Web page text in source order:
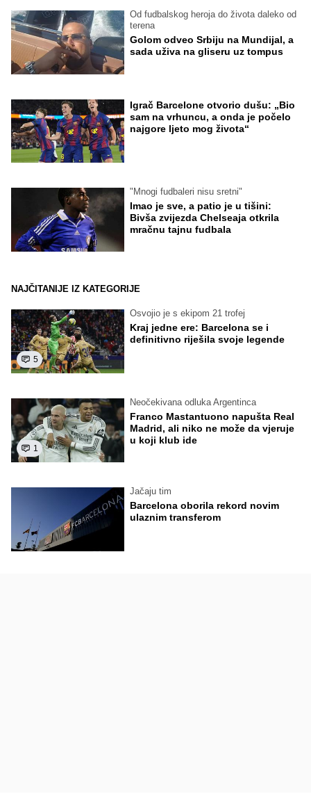
Od fudbalskog heroja do života daleko od
terena
Golom odveo Srbiju na Mundijal, a
sada uživa na gliseru uz tompus
Igrač Barcelone otvorio dušu: „Bio
sam na vrhuncu, a onda je počelo
najgore ljeto mog života“
"Mnogi fudbaleri nisu sretni"
Imao je sve, a patio je u tišini:
Bivša zvijezda Chelseaja otkrila
mračnu tajnu fudbala
NAJČITANIJE IZ KATEGORIJE
5
Osvojio je s ekipom 21 trofej
Kraj jedne ere: Barcelona se i
definitivno riješila svoje legende
1
Neočekivana odluka Argentinca
Franco Mastantuono napušta Real
Madrid, ali niko ne može da vjeruje
u koji klub ide
Jačaju tim
Barcelona oborila rekord novim
ulaznim transferom